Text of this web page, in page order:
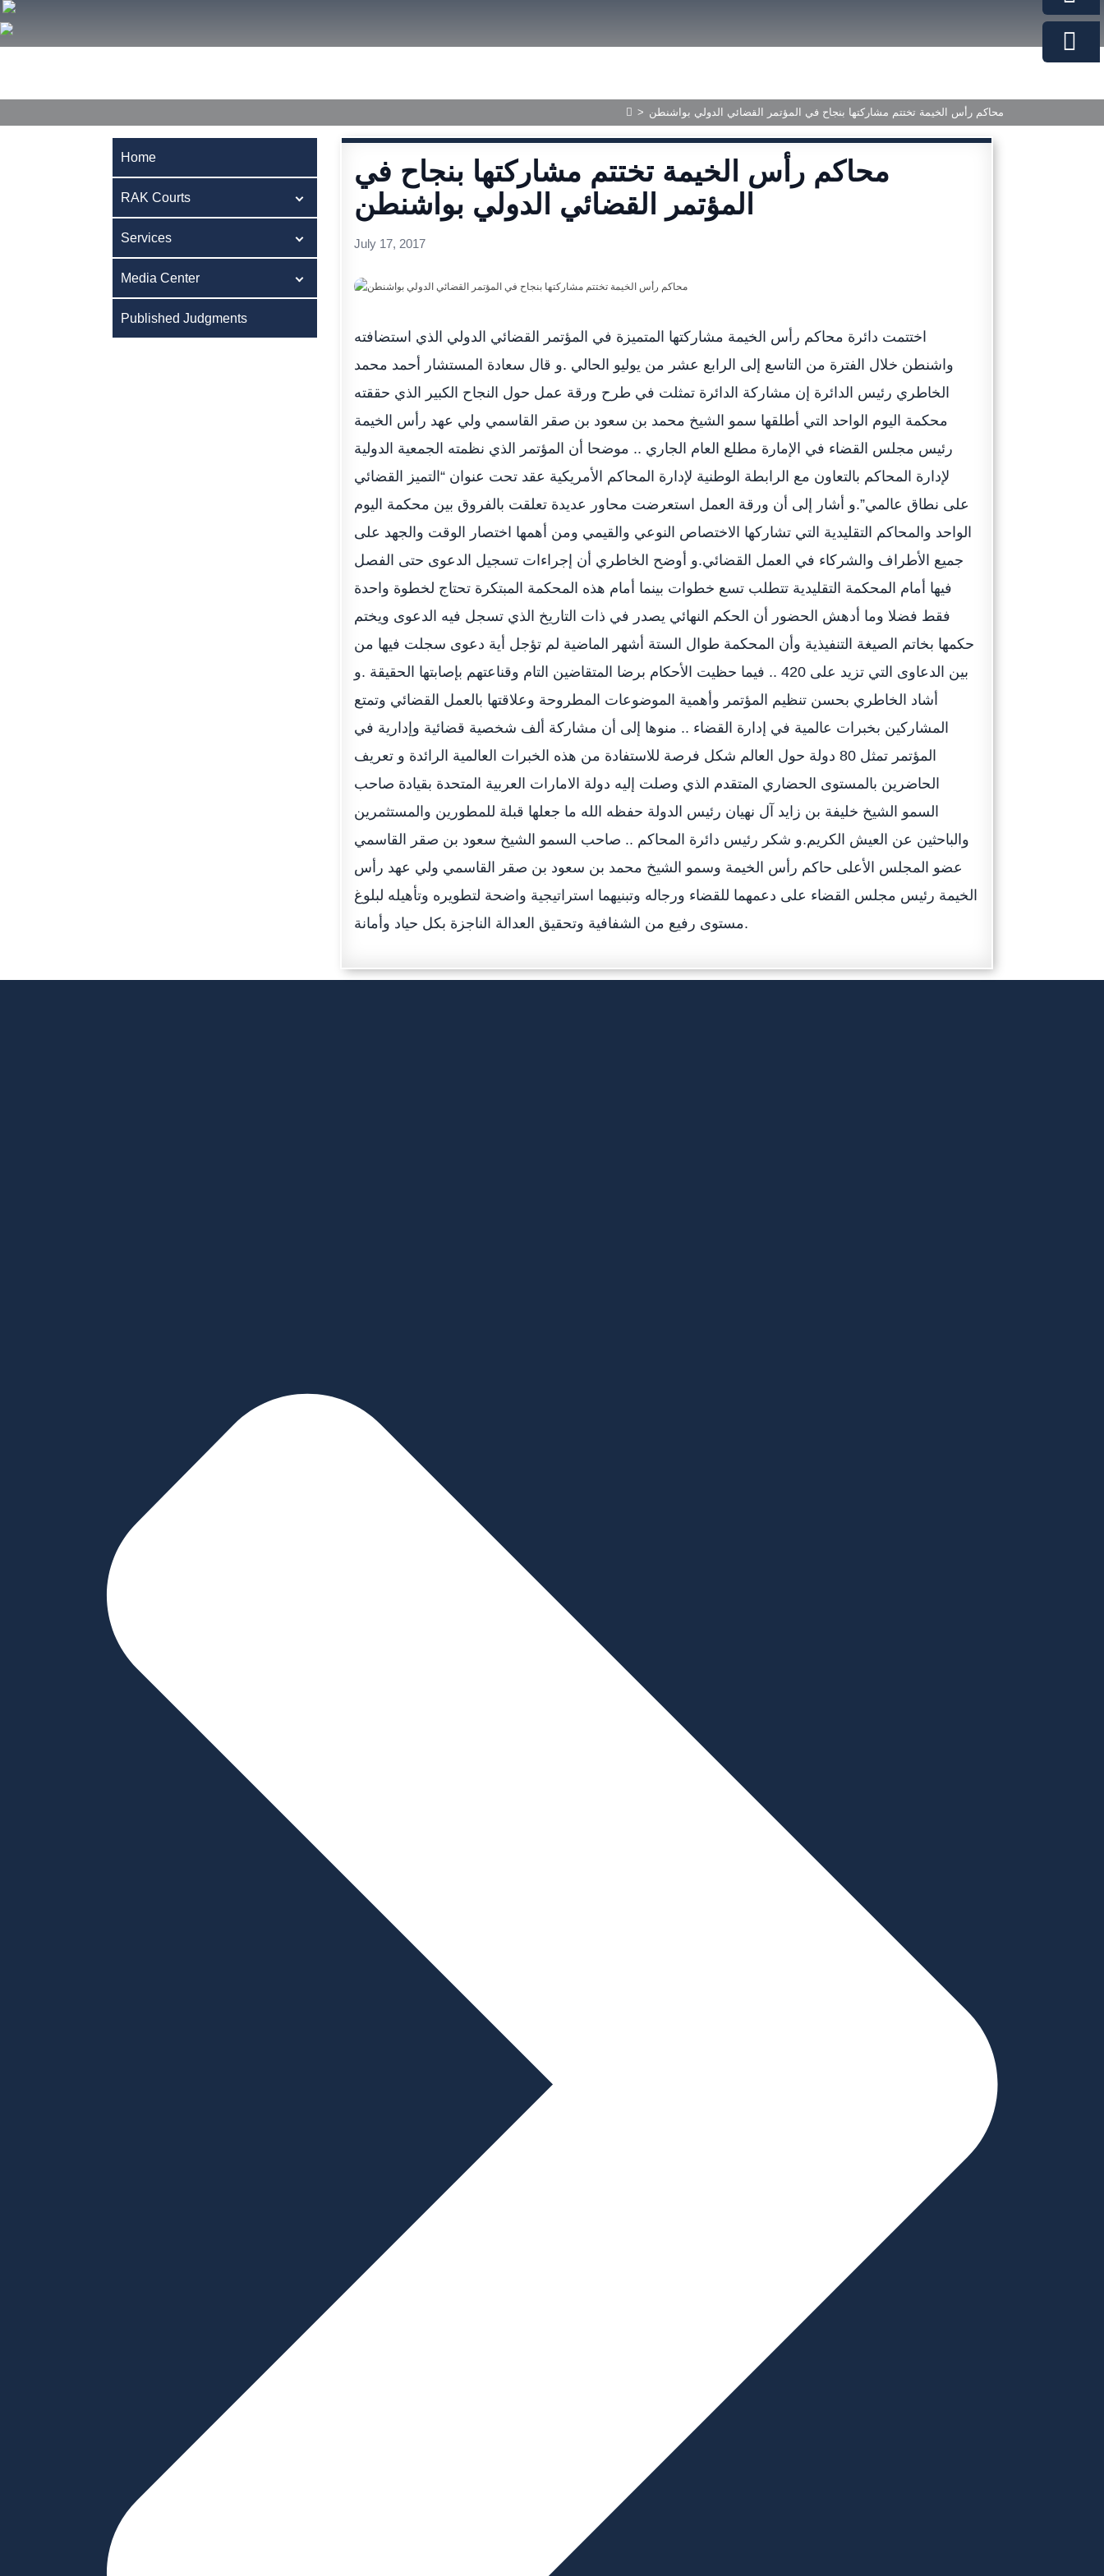
> محاكم رأس الخيمة تختتم مشاركتها بنجاح في المؤتمر القضائي الدولي بواشنطن
Home
RAK Courts
Services
Media Center
Published Judgments
محاكم رأس الخيمة تختتم مشاركتها بنجاح في
المؤتمر القضائي الدولي بواشنطن
July 17, 2017
اختتمت دائرة محاكم رأس الخيمة مشاركتها المتميزة في المؤتمر القضائي الدولي الذي استضافته
واشنطن خلال الفترة من التاسع إلى الرابع عشر من يوليو الحالي .و قال سعادة المستشار أحمد محمد
الخاطري رئيس الدائرة إن مشاركة الدائرة تمثلت في طرح ورقة عمل حول النجاح الكبير الذي حققته
محكمة اليوم الواحد التي أطلقها سمو الشيخ محمد بن سعود بن صقر القاسمي ولي عهد رأس الخيمة
رئيس مجلس القضاء في الإمارة مطلع العام الجاري .. موضحا أن المؤتمر الذي نظمته الجمعية الدولية
لإدارة المحاكم بالتعاون مع الرابطة الوطنية لإدارة المحاكم الأمريكية عقد تحت عنوان “التميز القضائي
على نطاق عالمي”.و أشار إلى أن ورقة العمل استعرضت محاور عديدة تعلقت بالفروق بين محكمة اليوم
الواحد والمحاكم التقليدية التي تشاركها الاختصاص النوعي والقيمي ومن أهمها اختصار الوقت والجهد على
جميع الأطراف والشركاء في العمل القضائي.و أوضح الخاطري أن إجراءات تسجيل الدعوى حتى الفصل
فيها أمام المحكمة التقليدية تتطلب تسع خطوات بينما أمام هذه المحكمة المبتكرة تحتاج لخطوة واحدة
فقط فضلا وما أدهش الحضور أن الحكم النهائي يصدر في ذات التاريخ الذي تسجل فيه الدعوى ويختم
حكمها بخاتم الصيغة التنفيذية وأن المحكمة طوال الستة أشهر الماضية لم تؤجل أية دعوى سجلت فيها من
بين الدعاوى التي تزيد على 420 .. فيما حظيت الأحكام برضا المتقاضين التام وقناعتهم بإصابتها الحقيقة .و
أشاد الخاطري بحسن تنظيم المؤتمر وأهمية الموضوعات المطروحة وعلاقتها بالعمل القضائي وتمتع
المشاركين بخبرات عالمية في إدارة القضاء .. منوها إلى أن مشاركة ألف شخصية قضائية وإدارية في
المؤتمر تمثل 80 دولة حول العالم شكل فرصة للاستفادة من هذه الخبرات العالمية الرائدة و تعريف
الحاضرين بالمستوى الحضاري المتقدم الذي وصلت إليه دولة الامارات العربية المتحدة بقيادة صاحب
السمو الشيخ خليفة بن زايد آل نهيان رئيس الدولة حفظه الله ما جعلها قبلة للمطورين والمستثمرين
والباحثين عن العيش الكريم.و شكر رئيس دائرة المحاكم .. صاحب السمو الشيخ سعود بن صقر القاسمي
عضو المجلس الأعلى حاكم رأس الخيمة وسمو الشيخ محمد بن سعود بن صقر القاسمي ولي عهد رأس
الخيمة رئيس مجلس القضاء على دعمهما للقضاء ورجاله وتبنيهما استراتيجية واضحة لتطويره وتأهيله لبلوغ
مستوى رفيع من الشفافية وتحقيق العدالة الناجزة بكل حياد وأمانة.